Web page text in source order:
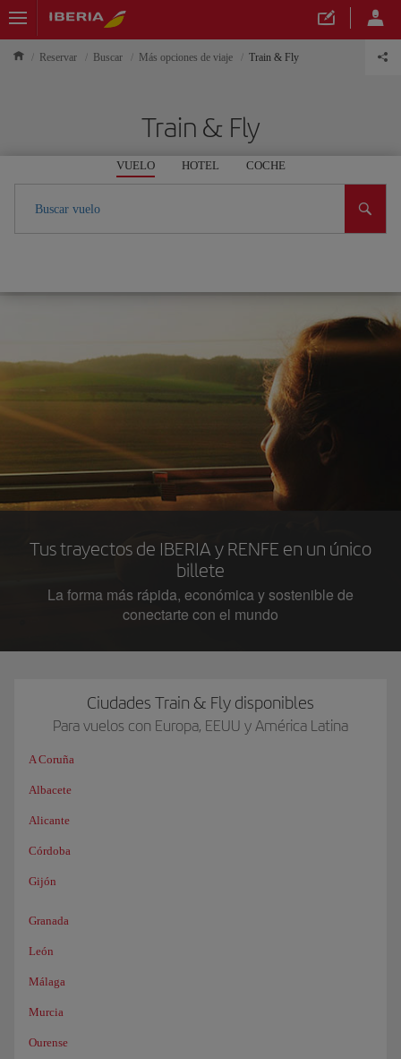
Reservar Buscar Más opciones de viaje Train & Fly
Train & Fly
VUELO HOTEL COCHE
Buscar vuelo
Tus trayectos de IBERIA y RENFE en un único
billete
La forma más rápida, económica y sostenible de
conectarte con el mundo
Ciudades Train & Fly disponibles
Para vuelos con Europa, EEUU y América Latina
A Coruña
Albacete
Alicante
Córdoba
Gijón
Granada
León
Málaga
Murcia
Ourense